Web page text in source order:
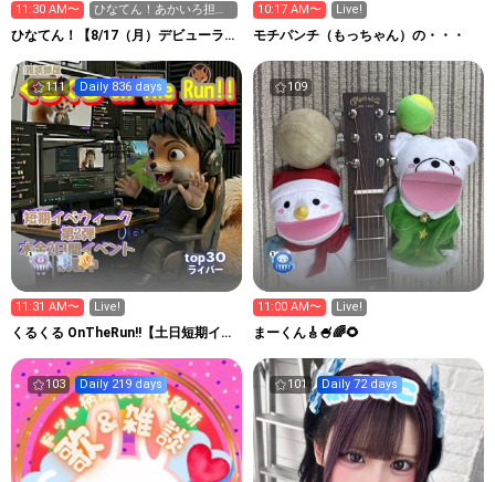
11:30 AM〜
ひなてん！あかいろ担当
陽乃にこです❤️
ひなてん！【8/17（月）デビューライ
10:17 AM〜 Live!
モチパンチ（もっちゃん）の・・・
111 Daily 836 days
top30
ライバー
11:31 AM〜 Live!
くるくる OnTheRun!!【土日短期イ
109
11:00 AM〜 Live!
まーくん🎸🍧🌈🌻
103 Daily 219 days 101 Daily 72 days